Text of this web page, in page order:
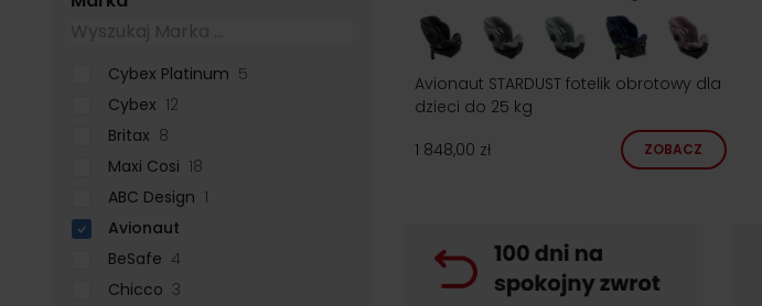
Cybex Platinum 5
Cybex 12
Britax 8
Maxi Cosi 18
ABC Design 1
Avionaut
BeSafe 4
Chicco 3
Avionaut STARDUST fotelik obrotowy dla
dzieci do 25 kg
1 848,00 zł
ZOBACZ